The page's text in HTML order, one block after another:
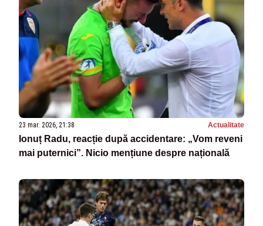
23 mar. 2026, 21:38 Actualitate
Ionuț Radu, reacție după accidentare: „Vom reveni
mai puternici”. Nicio mențiune despre națională